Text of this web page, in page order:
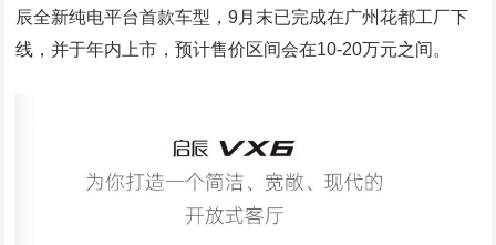
辰全新纯电平台首款车型，9月末已完成在广州花都工厂下
线，并于年内上市，预计售价区间会在10-20万元之间。